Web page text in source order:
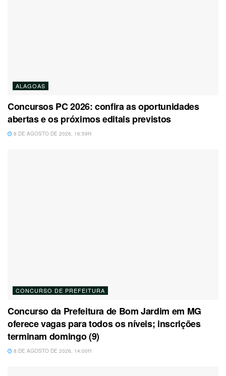
ALAGOAS
Concursos PC 2026: confira as oportunidades
abertas e os próximos editais previstos
8 DE AGOSTO DE 2026, 16:59H
CONCURSO DE PREFEITURA
Concurso da Prefeitura de Bom Jardim em MG
oferece vagas para todos os níveis; inscrições
terminam domingo (9)
8 DE AGOSTO DE 2026, 14:00H